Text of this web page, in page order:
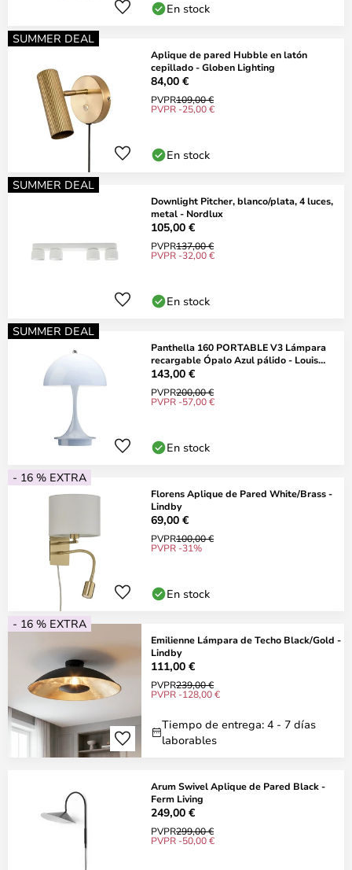
En stock
SUMMER DEAL
Aplique de pared Hubble en latón
cepillado - Globen Lighting
84,00 €
PVPR109,00 €
PVPR -25,00 €
En stock
SUMMER DEAL
Downlight Pitcher, blanco/plata, 4 luces,
metal - Nordlux
105,00 €
PVPR137,00 €
PVPR -32,00 €
En stock
SUMMER DEAL
Panthella 160 PORTABLE V3 Lámpara
recargable Ópalo Azul pálido - Louis
Poulsen
143,00 €
PVPR200,00 €
PVPR -57,00 €
En stock
- 16 % EXTRA
Florens Aplique de Pared White/Brass -
Lindby
69,00 €
PVPR100,00 €
PVPR -31%
En stock
- 16 % EXTRA
Emilienne Lámpara de Techo Black/Gold -
Lindby
111,00 €
PVPR239,00 €
PVPR -128,00 €
Tiempo de entrega: 4 - 7 días
laborables
Arum Swivel Aplique de Pared Black -
Ferm Living
249,00 €
PVPR299,00 €
PVPR -50,00 €